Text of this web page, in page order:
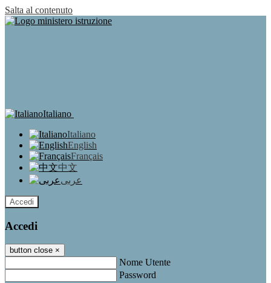
Salta al contenuto
Italiano
Italiano
English
Français
中文
عربى
Accedi
Accedi
button close ×
Nome Utente
Password